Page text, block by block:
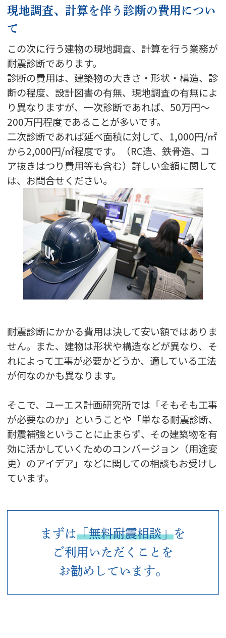
現地調査、計算を伴う診断の費用につい
て
この次に行う建物の現地調査、計算を行う業務が
耐震診断であります。
診断の費用は、建築物の大きさ・形状・構造、診
断の程度、設計図書の有無、現地調査の有無によ
り異なりますが、一次診断であれば、50万円～
200万円程度であることが多いです。
二次診断であれば延べ面積に対して、1,000円/㎡
から2,000円/㎡程度です。（RC造、鉄骨造、コ
ア抜きはつり費用等も含む）詳しい金額に関して
は、お問合せください。
耐震診断にかかる費用は決して安い額ではありま
せん。また、建物は形状や構造などが異なり、そ
れによって工事が必要かどうか、適している工法
が何なのかも異なります。
そこで、ユーエス計画研究所では「そもそも工事
が必要なのか」ということや「単なる耐震診断、
耐震補強ということに止まらず、その建築物を有
効に活かしていくためのコンバージョン（用途変
更）のアイデア」などに関しての相談もお受けし
ています。
まずは「無料耐震相談」を
ご利用いただくことを
お勧めしています。